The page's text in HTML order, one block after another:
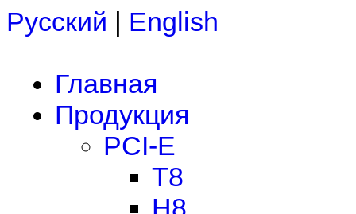
Русский | English
Главная
Продукция
PCI-E
T8
H8